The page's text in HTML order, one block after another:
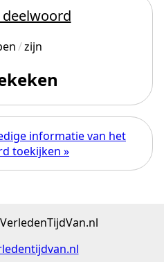
zijn
informatie van het
toekijken »
VerledenTijdVan.nl